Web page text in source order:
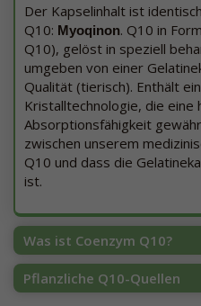
Der Kapselinhalt ist
Q10: Myoqinon. Q10 in
Q10), gelöst in speziell
umgeben von einer
Qualität (tierisch). Enthält
Kristalltechnologie, die eine
Absorptionsfähigkeit
zwischen unserem
Q10 und dass die
ist.
Was ist Coenzym Q10?
Pflanzliche Q10-Quellen